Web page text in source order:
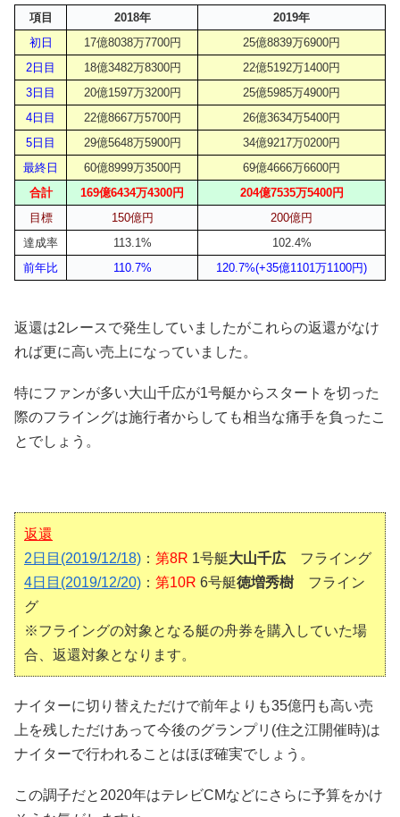
項目 2018年
2019年
初日
17億8038万7700円
25億8839万6900円
2日目
18億3482万8300円
22億5192万1400円
3日目
20億1597万3200円
25億5985万4900円
4日目
22億8667万5700円
26億3634万5400円
5日目
29億5648万5900円
34億9217万0200円
最終日
60億8999万3500円
69億4666万6600円
合計
169億6434万4300円
204億7535万5400円
目標
150億円
200億円
達成率
113.1%
102.4%
前年比
110.7% 120.7%(+35億1101万1100円)
返還は2レースで発生していましたがこれらの返還がなけ
れば更に高い売上になっていました。
特にファンが多い大山千広が1号艇からスタートを切った
際のフライングは施行者からしても相当な痛手を負ったこ
とでしょう。
返還
2日目(2019/12/18) ： 第8R 1号艇大山千広 フライング
4日目(2019/12/20) ： 第10R 6号艇徳増秀樹 フライン
グ
※フライングの対象となる艇の舟券を購入していた場
合、返還対象となります。
ナイターに切り替えただけで前年よりも35億円も高い売
上を残しただけあって今後のグランプリ(住之江開催時)は
ナイターで行われることはほぼ確実でしょう。
この調子だと2020年はテレビCMなどにさらに予算をかけ